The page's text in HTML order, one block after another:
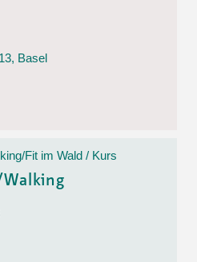
Basel
Fit im Wald / Kurs